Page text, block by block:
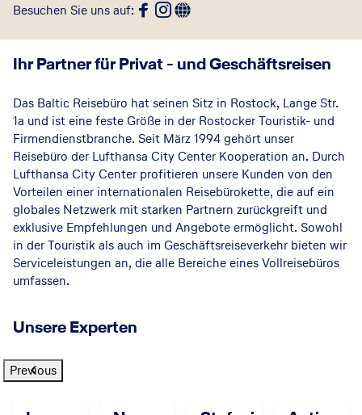
Besuchen Sie uns auf:
Ihr Partner für Privat - und Geschäftsreisen
Das Baltic Reisebüro hat seinen Sitz in Rostock, Lange Str.
1a und ist eine feste Größe in der Rostocker Touristik- und
Firmendienstbranche. Seit März 1994 gehört unser
Reisebüro der Lufthansa City Center Kooperation an. Durch
Lufthansa City Center profitieren unsere Kunden von den
Vorteilen einer internationalen Reisebürokette, die auf ein
globales Netzwerk mit starken Partnern zurückgreift und
exklusive Empfehlungen und Angebote ermöglicht. Sowohl
in der Touristik als auch im Geschäftsreiseverkehr bieten wir
Serviceleistungen an, die alle Bereiche eines Vollreisebüros
umfassen.
Unsere Experten
Previous